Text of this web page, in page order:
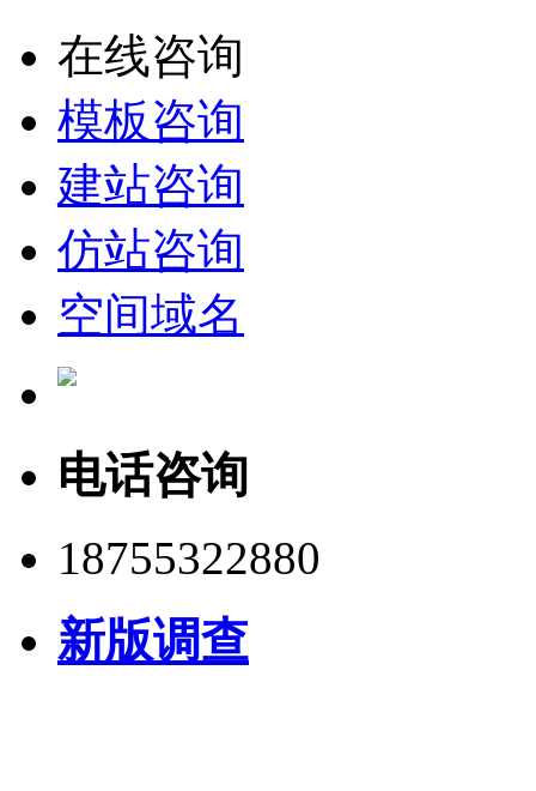
在线咨询
模板咨询
建站咨询
仿站咨询
空间域名
电话咨询
18755322880
新版调查